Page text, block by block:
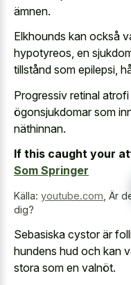
ämnen.
Elkhounds kan också
hypotyreos, en
tillstånd som epilepsi,
Progressiv retinal
ögonsjukdomar som
näthinnan.
If this caught your
Som Springer
Källa: youtube.com Är
dig?
Sebasiska cystor är
hundens hud och kan
stora som en valnöt.